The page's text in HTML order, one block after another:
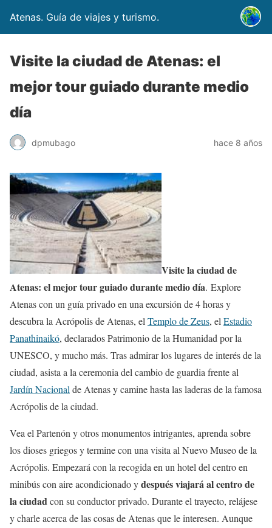
Atenas. Guía de viajes y turismo.
Visite la ciudad de Atenas: el
mejor tour guiado durante medio
día
dpmubago hace 8 años
Visite la ciudad de
Atenas: el mejor tour guiado durante medio día. Explore
Atenas con un guía privado en una excursión de 4 horas y
descubra la Acrópolis de Atenas, el Templo de Zeus, el Estadio
Panathinaikó, declarados Patrimonio de la Humanidad por la
UNESCO, y mucho más. Tras admirar los lugares de interés de la
ciudad, asista a la ceremonia del cambio de guardia frente al
Jardín Nacional de Atenas y camine hasta las laderas de la famosa
Acrópolis de la ciudad.
Vea el Partenón y otros monumentos intrigantes, aprenda sobre
los dioses griegos y termine con una visita al Nuevo Museo de la
Acrópolis. Empezará con la recogida en un hotel del centro en
minibús con aire acondicionado ydespués viajará al centro de
la ciudadcon su conductor privado. Durante el trayecto, relájese
y charle acerca de las cosas de Atenas que le interesen. Aunque